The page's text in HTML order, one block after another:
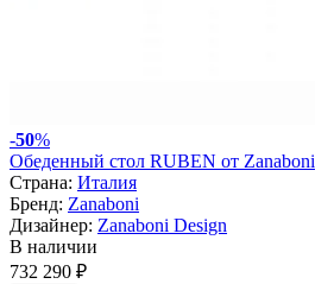
-50%
Обеденный стол RUBEN от Zanaboni
Страна: Италия
Бренд: Zanaboni
Дизайнер: Zanaboni Design
В наличии
732 290 ₽